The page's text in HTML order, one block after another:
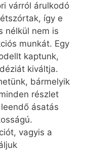
várról árulkodó
így e
nélkül nem is
munkát. Egy
kaptunk,
kiváltja.
bármelyik
részlet
ásatás
vagyis a